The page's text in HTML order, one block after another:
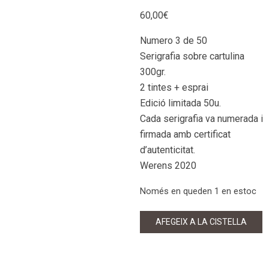
60,00€
Numero 3 de 50
Serigrafia sobre cartulina
300gr.
2 tintes + esprai
Edició limitada 50u.
Cada serigrafia va numerada i
firmada amb certificat
d’autenticitat.
Werens 2020
Només en queden 1 en estoc
quantitat
AFEGEIX A LA CISTELLA